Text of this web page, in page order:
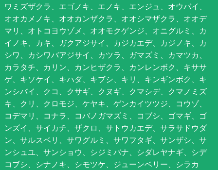
ワミズザクラ、エゴノキ、エノキ、エンジュ、オウバイ、
オオカメノキ、オオカンザクラ、オオシマザクラ、オオデ
マリ、オトコヨウゾメ、オオモクゲンジ、オニグルミ、カ
イノキ、カキ、ガクアジサイ、カジカエデ、カジノキ、カ
シワ、カシワバアジサイ、カツラ、ガマズミ、カマツカ、
カラタチ、カリン、カンヒザクラ、カンレンボク、キササ
ゲ、キソケイ、キハダ、キブシ、キリ、キンギンボク、キ
ンシバイ、クコ、クサギ、クヌギ、クマシデ、クマノミズ
キ、クリ、クロモジ、ケヤキ、ゲンカイツツジ、コウゾ、
コデマリ、コナラ、コバノガマズミ、コブシ、ゴマギ、ゴ
ンズイ、サイカチ、ザクロ、サトウカエデ、サラサドウダ
ン、サルスベリ、サワグルミ、サワフタギ、サンザシ、サ
ンシュユ、サンショウ、シジミバナ、シダレヤナギ、シデ
コブシ、シナノキ、シモツケ、ジューンベリー、シラカ